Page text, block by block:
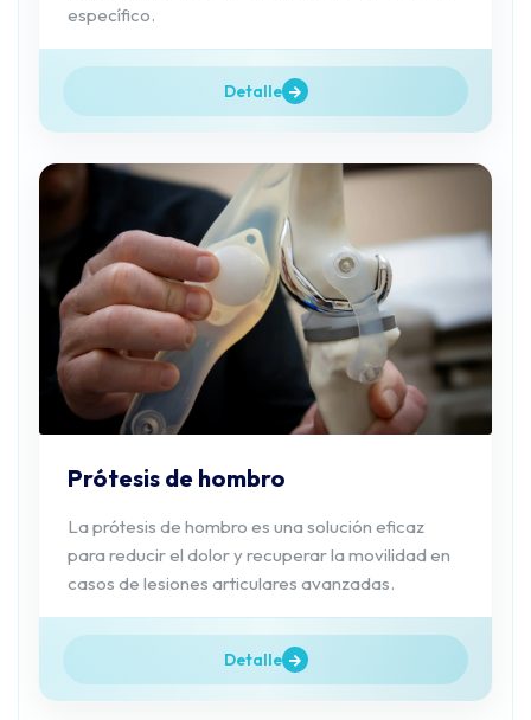
específico.
Detalle
Prótesis de hombro
La prótesis de hombro es una solución eficaz
para reducir el dolor y recuperar la movilidad en
casos de lesiones articulares avanzadas.
Detalle